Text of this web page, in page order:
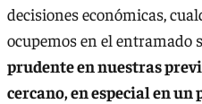
decisiones económicas,
ocupemos en el entramado
prudente en nuestras
cercano, en especial en